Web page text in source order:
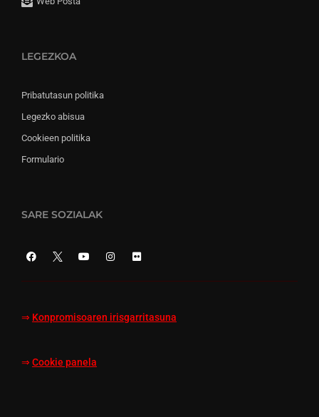
LEGEZKOA
Pribatutasun politika
Legezko abisua
Cookieen politika
Formulario
SARE SOZIALAK
⇒ Konpromisoaren irisgarritasuna
⇒ Cookie panela